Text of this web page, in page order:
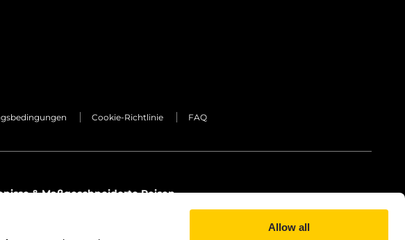
Allow all
Cookie-Richtlinie FAQ
& Maßgeschneiderte Reisen